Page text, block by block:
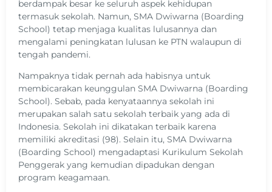
berdampak besar ke seluruh aspek kehidupan
termasuk sekolah. Namun, SMA Dwiwarna (Boarding
School) tetap menjaga kualitas lulusannya dan
mengalami peningkatan lulusan ke PTN walaupun di
tengah pandemi.
Nampaknya tidak pernah ada habisnya untuk
membicarakan keunggulan SMA Dwiwarna (Boarding
School). Sebab, pada kenyataannya sekolah ini
merupakan salah satu sekolah terbaik yang ada di
Indonesia. Sekolah ini dikatakan terbaik karena
memiliki akreditasi (98). Selain itu, SMA Dwiwarna
(Boarding School) mengadaptasi Kurikulum Sekolah
Penggerak yang kemudian dipadukan dengan
program keagamaan.